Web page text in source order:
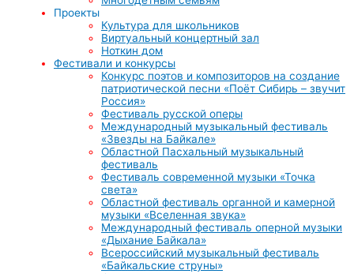
Проекты
Культура для школьников
Виртуальный концертный зал
Ноткин дом
Фестивали и конкурсы
Конкурс поэтов и композиторов на создание
патриотической песни «Поёт Сибирь – звучит
Россия»
Фестиваль русской оперы
Международный музыкальный фестиваль
«Звезды на Байкале»
Областной Пасхальный музыкальный
фестиваль
Фестиваль современной музыки «Точка
света»
Областной фестиваль органной и камерной
музыки «Вселенная звука»
Международный фестиваль оперной музыки
«Дыхание Байкала»
Всероссийский музыкальный фестиваль
«Байкальские струны»